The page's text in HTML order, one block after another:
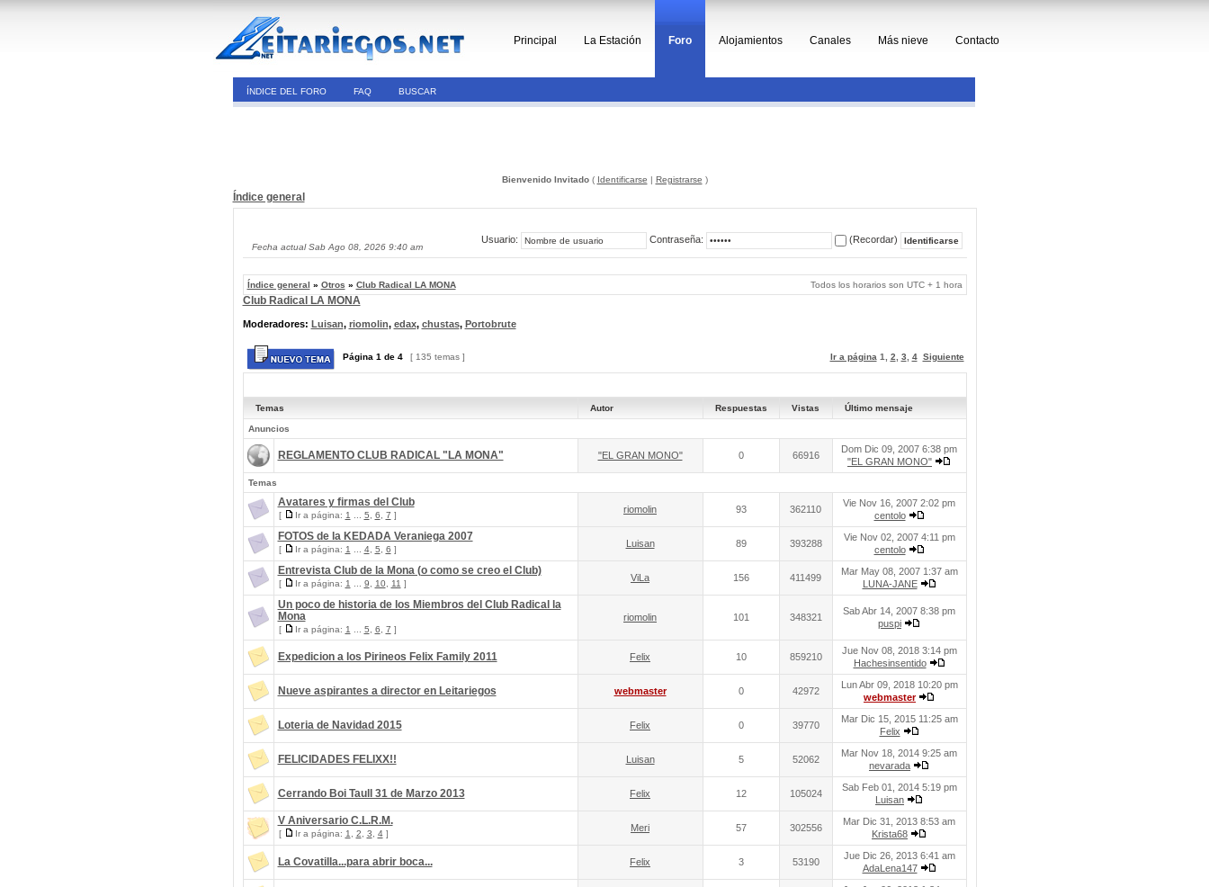
Principal La Estación Foro Alojamientos Canales Más nieve Contacto
ÍNDICE DEL FORO FAQ BUSCAR
Bienvenido Invitado( Identificarse | Registrarse )
Índice general
Fecha actual Sab Ago 08, 2026 9:40 am
Usuario: Contraseña: (Recordar)
Índice general » Otros » Club Radical LA MONA Todos los horarios son UTC + 1 hora
Club Radical LA MONA
Moderadores: Luisan, riomolin, edax, chustas, Portobrute
Página 1 de 4 [ 135 temas ] Ir a página 1 2 3 4 Siguiente
Temas Autor Respuestas Vistas Último mensaje
Anuncios
REGLAMENTO CLUB RADICAL "LA MONA" "EL GRAN MONO" 0 66916
Dom Dic 09, 2007 6:38 pm
"EL GRAN MONO"
Temas
Avatares y firmas del Club
[ Ir a página: 1 5 6 7 ]
riomolin 93 362110
Vie Nov 16, 2007 2:02 pm
centolo
FOTOS de la KEDADA Veraniega 2007
[ Ir a página: 1 4, 5 6 ]
Luisan 89 393288
Vie Nov 02, 2007 4:11 pm
centolo
Entrevista Club de la Mona (o como se creo el Club)
[ Ir a página: 1 9 10, 11 ]
ViLa 156 411499
Mar May 08, 2007 1:37 am
LUNA-JANE
Un poco de historia de los Miembros del Club Radical la
Mona
[ Ir a página: 1 5 6 7 ]
riomolin 101 348321
Sab Abr 14, 2007 8:38 pm
puspi
Expedicion a los Pirineos Felix Family 2011 Felix 10 859210
Jue Nov 08, 2018 3:14 pm
Hachesinsentido
Nueve aspirantes a director en Leitariegos webmaster 0 42972
Lun Abr 09, 2018 10:20 pm
webmaster
Loteria de Navidad 2015 Felix 0 39770
Mar Dic 15, 2015 11:25 am
Felix
FELICIDADES FELIXX!! Luisan 5 52062
Mar Nov 18, 2014 9:25 am
nevarada
Cerrando Boi Taull 31 de Marzo 2013 Felix 12 105024
Sab Feb 01, 2014 5:19 pm
Luisan
V Aniversario C.L.R.M.
[ Ir a página: 1 2 3 4]
Meri 57 302556
Mar Dic 31, 2013 8:53 am
Krista68
La Covatilla...para abrir boca... Felix 3 53190
Jue Dic 26, 2013 6:41 am
AdaLena147